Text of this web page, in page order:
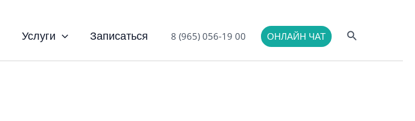
Услуги Записаться 8 (965) 056-19 00 ОНЛАЙН ЧАТ Поиск